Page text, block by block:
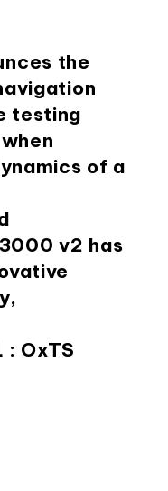
the
testing
of a
v2 has
: OxTS